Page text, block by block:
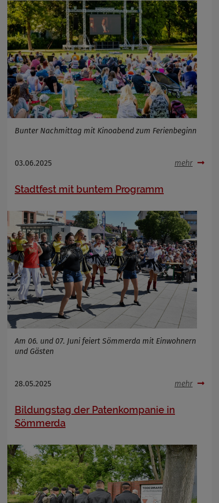
Bunter Nachmittag mit Kinoabend zum Ferienbeginn
03.06.2025 mehr
Stadtfest mit buntem Programm
Am 06. und 07. Juni feiert Sömmerda mit Einwohnern
und Gästen
28.05.2025 mehr
Bildungstag der Patenkompanie in
Sömmerda